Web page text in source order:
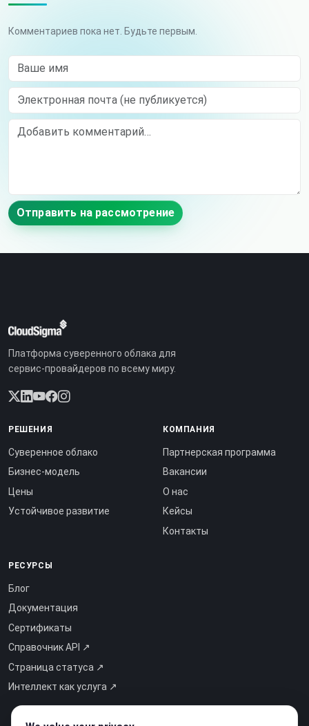
Комментариев пока нет. Будьте первым.
Ваше имя
Электронная почта (не публикуется)
Comment
Отправить на рассмотрение
Платформа суверенного облака для
сервис-провайдеров по всему миру.
РЕШЕНИЯ
Суверенное облако
Бизнес-модель
Цены
Устойчивое развитие
КОМПАНИЯ
Партнерская программа
Вакансии
О нас
Кейсы
Контакты
РЕСУРСЫ
Блог
Документация
Сертификаты
Справочник API ↗
Страница статуса ↗
Интеллект как услуга ↗